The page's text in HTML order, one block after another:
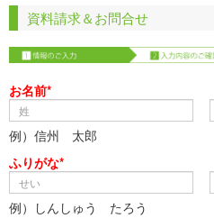
資料請求＆お問合せ
お名前*
例）信州 太郎
ふりがな*
例）しんしゅう たろう